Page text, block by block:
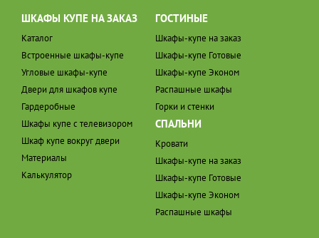
ШКАФЫ КУПЕ НА ЗАКАЗ
Каталог
Встроенные шкафы-купе
Угловые шкафы-купе
Двери для шкафов купе
Гардеробные
Шкафы купе с телевизором
Шкаф купе вокруг двери
Материалы
Калькулятор
ГОСТИНЫЕ
Шкафы-купе на заказ
Шкафы-купе Готовые
Шкафы-купе Эконом
Распашные шкафы
Горки и стенки
СПАЛЬНИ
Кровати
Шкафы-купе на заказ
Шкафы-купе Готовые
Шкафы-купе Эконом
Распашные шкафы